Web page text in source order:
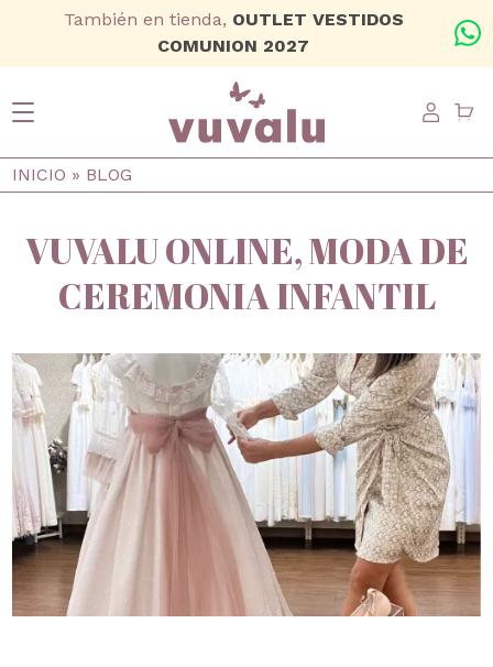
Ir al contenido principal
También en tienda, OUTLET VESTIDOS
COMUNION 2027
Ruta de navegación
INICIO BLOG
VUVALU ONLINE, MODA DE
CEREMONIA INFANTIL